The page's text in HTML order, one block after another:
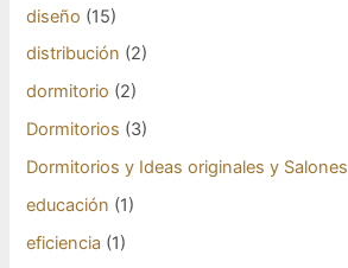
diseño (15)
distribución (2)
dormitorio (2)
Dormitorios (3)
Dormitorios y Ideas originales y Salones
educación (1)
eficiencia (1)